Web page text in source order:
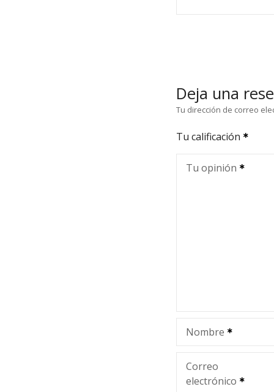
Deja una
Tu dirección de correo
Tu calificación
Tu opinión
Nombre
Correo
electrónico